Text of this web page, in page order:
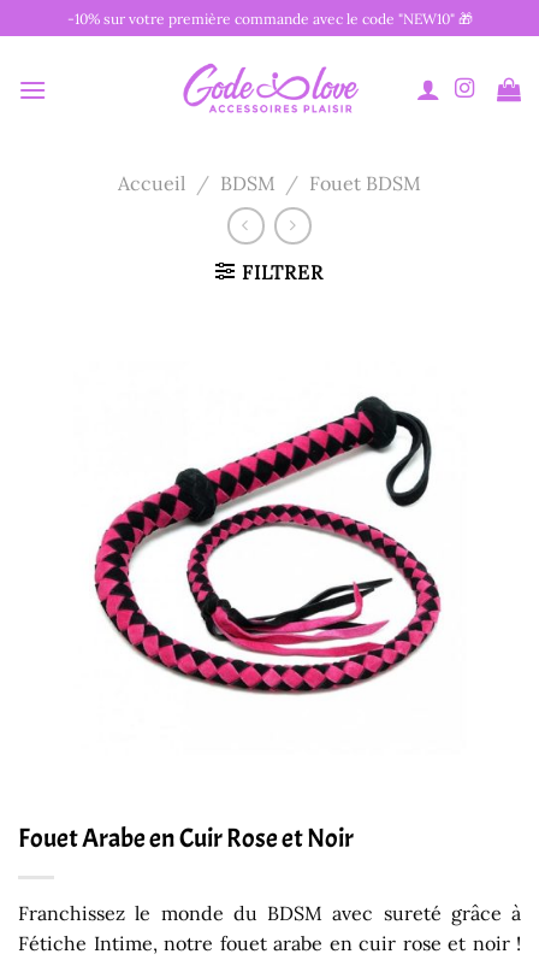
au
-10% sur votre première commande avec le code "NEW10" 🎁
Accueil / BDSM / Fouet BDSM
FILTRER
Fouet Arabe en Cuir Rose et Noir
Franchissez le monde du BDSM avec sureté grâce à
Fétiche Intime, notre fouet arabe en cuir rose et noir !